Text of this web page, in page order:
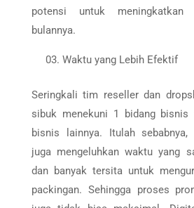
potensi untuk meningkatkan
bulannya.
Waktu yang Lebih Efektif
Seringkali tim reseller dan
sibuk menekuni 1 bidang bisnis
bisnis lainnya. Itulah
juga mengeluhkan waktu yang
dan banyak tersita untuk
packingan. Sehingga proses